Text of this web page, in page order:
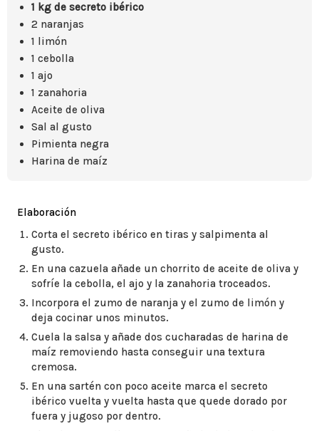
1 kg de secreto ibérico
2 naranjas
1 limón
1 cebolla
1 ajo
1 zanahoria
Aceite de oliva
Sal al gusto
Pimienta negra
Harina de maíz
Elaboración
Corta el secreto ibérico en tiras y salpimenta al
gusto.
En una cazuela añade un chorrito de aceite de oliva y
sofríe la cebolla, el ajo y la zanahoria troceados.
Incorpora el zumo de naranja y el zumo de limón y
deja cocinar unos minutos.
Cuela la salsa y añade dos cucharadas de harina de
maíz removiendo hasta conseguir una textura
cremosa.
En una sartén con poco aceite marca el secreto
ibérico vuelta y vuelta hasta que quede dorado por
fuera y jugoso por dentro.